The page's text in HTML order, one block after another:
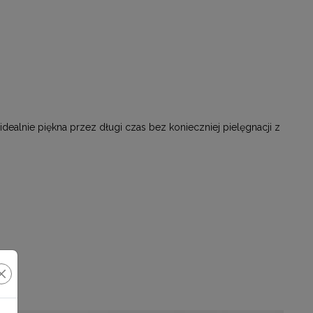
piękna przez długi czas bez konieczniej pielęgnacji z